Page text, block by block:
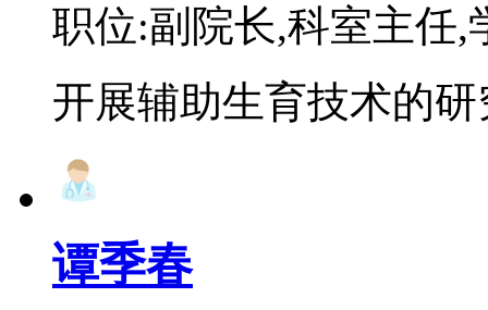
职位:副院长,科室主任,
开展辅助生育技术的
谭季春